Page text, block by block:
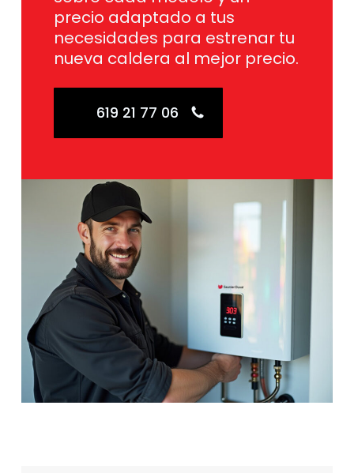
precio adaptado a tus
necesidades para estrenar tu
nueva caldera al mejor precio.
619 21 77 06